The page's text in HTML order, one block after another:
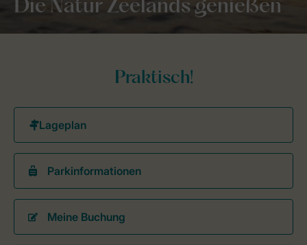
Die Natur Zeelands genießen
Praktisch!
Parkinformationen
Meine Buchung